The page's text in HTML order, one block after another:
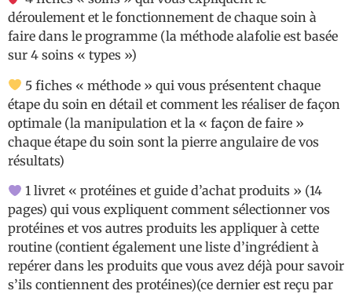
déroulement et le fonctionnement de chaque soin à
faire dans le programme (la méthode alafolie est basée
sur 4 soins « types »)
5 fiches « méthode » qui vous présentent chaque
étape du soin en détail et comment les réaliser de façon
optimale (la manipulation et la « façon de faire »
chaque étape du soin sont la pierre angulaire de vos
résultats)
1 livret « protéines et guide d’achat produits » (14
pages) qui vous expliquent comment sélectionner vos
protéines et vos autres produits les appliquer à cette
routine (contient également une liste d’ingrédient à
repérer dans les produits que vous avez déjà pour savoir
s’ils contiennent des protéines)(ce dernier est reçu par